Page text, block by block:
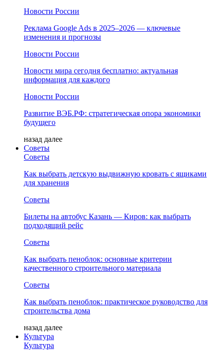
Новости России
Реклама Google Ads в 2025–2026 — ключевые
изменения и прогнозы
Новости России
Новости мира сегодня бесплатно: актуальная
информация для каждого
Новости России
Развитие ВЭБ.РФ: стратегическая опора экономики
будущего
назад далее
Советы
Советы
Как выбрать детскую выдвижную кровать с ящиками
для хранения
Советы
Билеты на автобус Казань — Киров: как выбрать
подходящий рейс
Советы
Как выбрать пеноблок: основные критерии
качественного строительного материала
Советы
Как выбрать пеноблок: практическое руководство для
строительства дома
назад далее
Культура
Культура